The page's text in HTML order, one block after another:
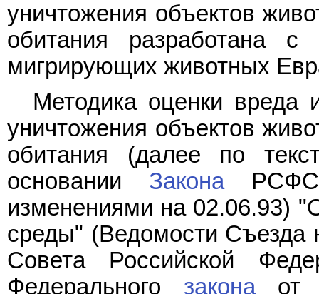
уничтожения объектов
обитания разработана
мигрирующих животных
Методика оценки вреда
уничтожения объектов
обитания (далее по
основании Закона
изменениями на 02.06.93)
среды" (Ведомости Съезда
Совета Российской
Федерального законаот